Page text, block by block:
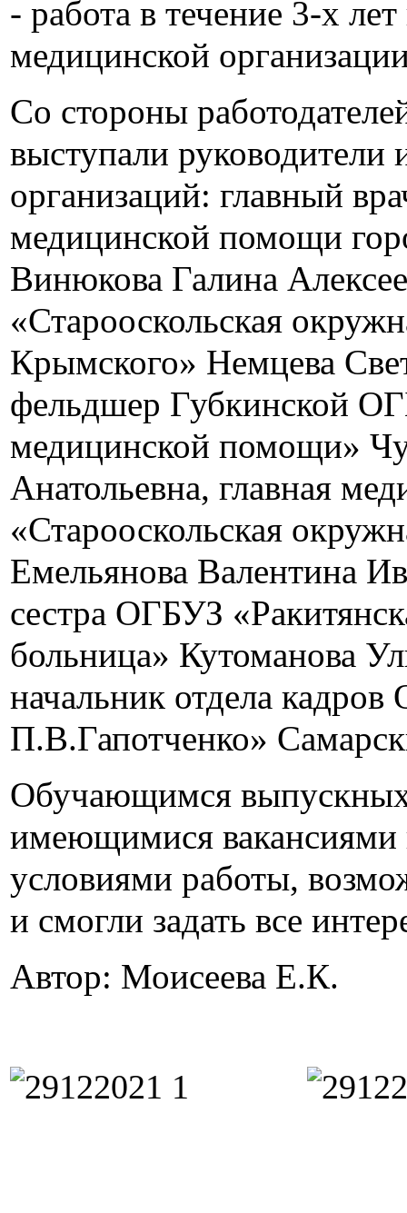
- работа в течение 3-х
медицинской
Со стороны
выступали руководители
организаций: главный
медицинской помощи
Винюкова Галина
«Старооскольская
Крымского» Немцева
фельдшер Губкинской
медицинской помощи»
Анатольевна, главная
«Старооскольская
Емельянова Валентина
сестра ОГБУЗ
больница» Кутоманова
начальник отдела
П.В.Гапотченко»
Обучающимся выпускных
имеющимися вакансиями
условиями работы,
и смогли задать все
Автор: Моисеева Е.К.